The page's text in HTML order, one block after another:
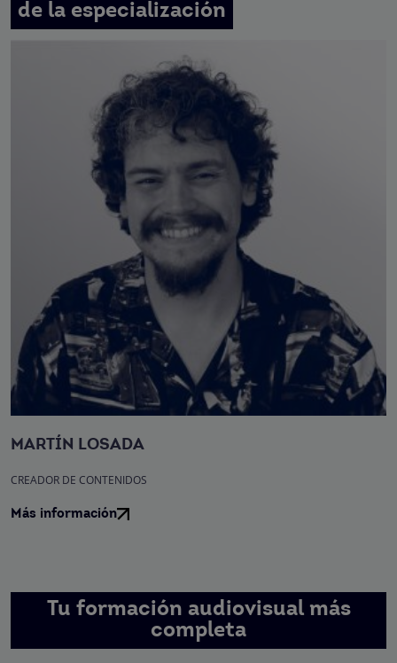
de la especialización
MARTÍN LOSADA
CREADOR DE CONTENIDOS
Más información
Tu formación audiovisual más
completa